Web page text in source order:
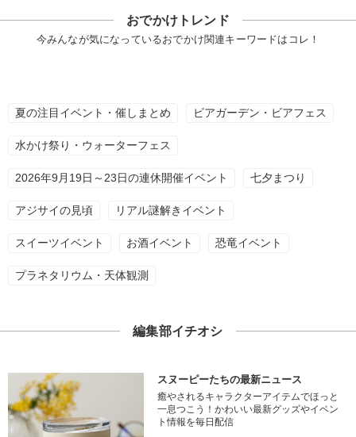
おでかけトレンド
今みんなが気になっているおでかけ関連キーワードはコレ！
夏の注目イベント・催しまとめ ビアガーデン・ビアフェス
水かけ祭り・ウォーターフェス
2026年9月19日～23日の連休開催イベント 七夕まつり
アジサイの見頃 リアル謎解きイベント
スイーツイベント お酒イベント 恐竜イベント
プラネタリウム・天体観測
編集部イチオシ
スヌーピーたちの最新ニュース
癒やされるキャラクターアイテムでほっと
一息つこう！かわいい最新グッズやイベン
ト情報を毎日配信